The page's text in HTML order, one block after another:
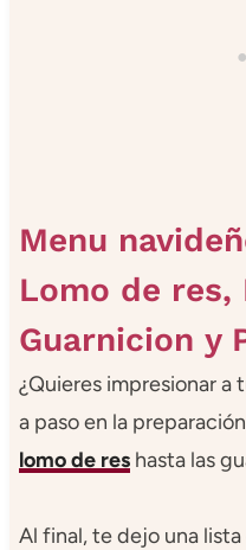
Menu
Lomo de res,
Guarnicion y
¿Quieres impresionar a
a paso en la
lomo de reshasta las
Al final, te dejo una